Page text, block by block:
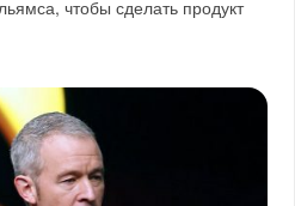
чтобы сделать продукт